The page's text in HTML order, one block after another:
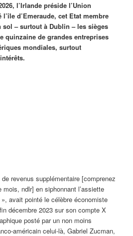
l’Irlande préside l’Union
d’Emeraude, cet Etat membre
sol – surtout à Dublin – les sièges
quinzaine de grandes entreprises
mondiales, surtout
de revenus supplémentaire [comprenez
mois, ndlr] en siphonnant l’assiette
avait pointé le célèbre économiste
décembre 2023 sur son compte X
posté par un non moins
américain celui-là, Gabriel Zucman,